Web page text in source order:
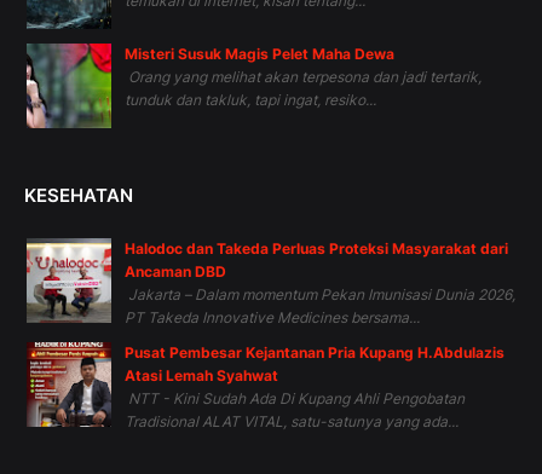
Misteri Susuk Magis Pelet Maha Dewa
Orang yang melihat akan terpesona dan jadi tertarik,
tunduk dan takluk, tapi ingat, resiko...
KESEHATAN
Halodoc dan Takeda Perluas Proteksi Masyarakat dari
Ancaman DBD
Jakarta – Dalam momentum Pekan Imunisasi Dunia 2026,
PT Takeda Innovative Medicines bersama...
Pusat Pembesar Kejantanan Pria Kupang H.Abdulazis
Atasi Lemah Syahwat
NTT - Kini Sudah Ada Di Kupang Ahli Pengobatan
Tradisional ALAT VITAL, satu-satunya yang ada...